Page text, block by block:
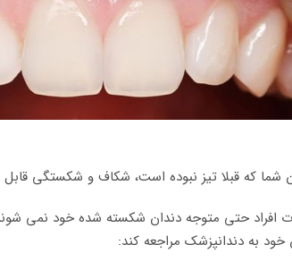
شما که قبلا تیز نبوده است، شکاف و شکستگی
حتی متوجه دندان شکسته شده خود نمی
خود به دندانپزشک مراجعه کند: